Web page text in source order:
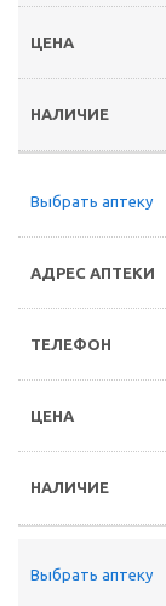
Выбрать аптеку
Выбрать аптеку